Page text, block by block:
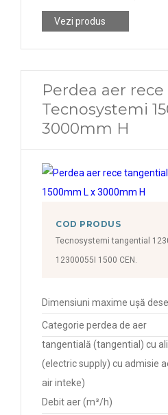
Vezi produs
Perdea aer
Tecnosystemi
3000mm H
COD PRODUS
Tecnosystemi tangential
12300055I 1500 CEN.
Dimensiuni maxime ușă
Categorie perdea de aer
tangentială (tangential) cu
(electric supply) cu admisie
air inteke)
Debit aer (m³/h)